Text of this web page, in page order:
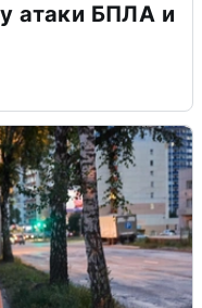
атаки БПЛА и